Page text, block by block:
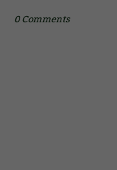
0 Comments